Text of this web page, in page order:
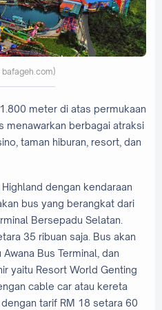
bafageh.com)
meter di atas permukaan
menawarkan berbagai atraksi
taman hiburan, resort, dan
dengan kendaraan
bus yang berangkat dari
Bersepadu Selatan.
35 ribuan saja. Bus akan
Bus Terminal, dan
yaitu Resort World Genting
cable car atau kereta
tarif RM 18 setara 60